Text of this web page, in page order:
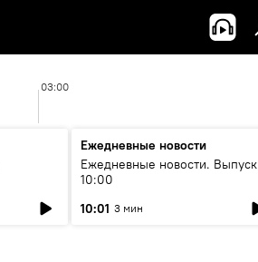
03:00
Ежедневные новости
Ежедневные новости. Выпуск
10:00
10:01 3 мин